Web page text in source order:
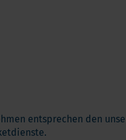
entsprechen den